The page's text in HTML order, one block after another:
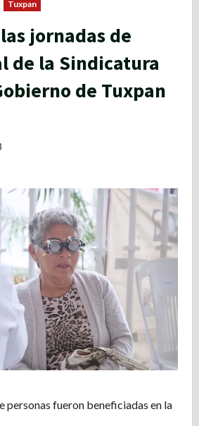
Tuxpan
jornadas de
de la Sindicatura
de Tuxpan
personas fueron beneficiadas en la